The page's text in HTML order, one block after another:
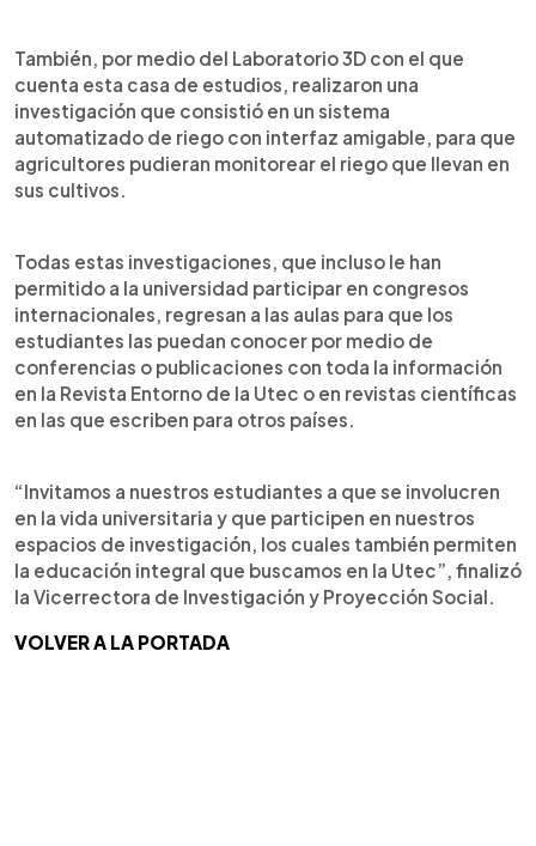
También, por medio del Laboratorio 3D con el que
cuenta esta casa de estudios, realizaron una
investigación que consistió en un sistema
automatizado de riego con interfaz amigable, para que
agricultores pudieran monitorear el riego que llevan en
sus cultivos.
Todas estas investigaciones, que incluso le han
permitido a la universidad participar en congresos
internacionales, regresan a las aulas para que los
estudiantes las puedan conocer por medio de
conferencias o publicaciones con toda la información
en la Revista Entorno de la Utec o en revistas científicas
en las que escriben para otros países.
“Invitamos a nuestros estudiantes a que se involucren
en la vida universitaria y que participen en nuestros
espacios de investigación, los cuales también permiten
la educación integral que buscamos en la Utec”, finalizó
la Vicerrectora de Investigación y Proyección Social.
VOLVER A LA PORTADA